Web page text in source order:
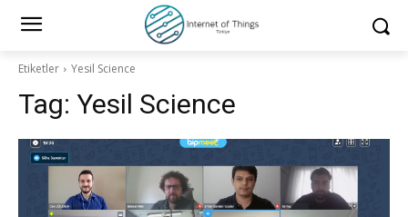
Etiketler Yesil Science
Tag: Yesil Science